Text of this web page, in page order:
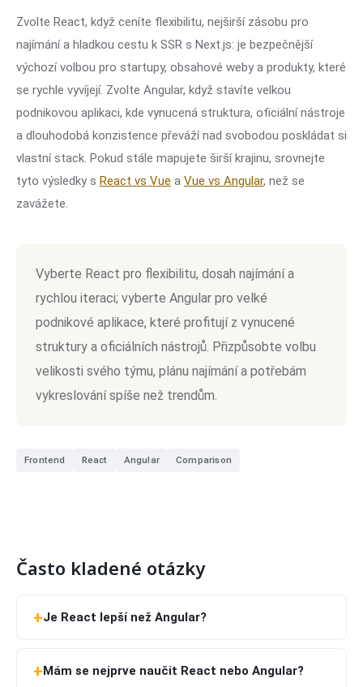
Zvolte React, když ceníte flexibilitu, nejširší zásobu pro
najímání a hladkou cestu k SSR s Next.js: je bezpečnější
výchozí volbou pro startupy, obsahové weby a produkty, které
se rychle vyvíjejí. Zvolte Angular, když stavíte velkou
podnikovou aplikaci, kde vynucená struktura, oficiální nástroje
a dlouhodobá konzistence převáží nad svobodou poskládat si
vlastní stack. Pokud stále mapujete širší krajinu, srovnejte
tyto výsledky s React vs Vue a Vue vs Angular, než se
zavážete.
Vyberte React pro flexibilitu, dosah najímání a
rychlou iteraci; vyberte Angular pro velké
podnikové aplikace, které profitují z vynucené
struktury a oficiálních nástrojů. Přizpůsobte volbu
velikosti svého týmu, plánu najímání a potřebám
vykreslování spíše než trendům.
Frontend React Angular Comparison
Často kladené otázky
Je React lepší než Angular?
Mám se nejprve naučit React nebo Angular?